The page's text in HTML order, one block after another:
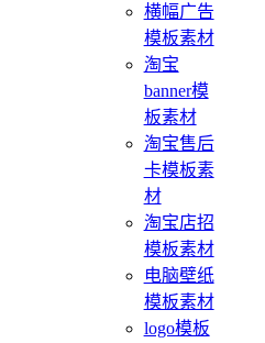
横幅广告
模板素材
淘宝
banner模
板素材
淘宝售后
卡模板素
材
淘宝店招
模板素材
电脑壁纸
模板素材
logo模板